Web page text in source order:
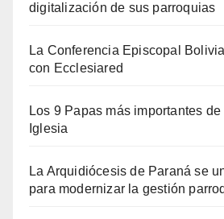
digitalización de sus parroquias
La Conferencia Episcopal
con Ecclesiared
Los 9 Papas más importantes
Iglesia
La Arquidiócesis de Paraná se
para modernizar la gestión